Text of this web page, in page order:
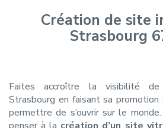
Création de site
Strasbourg
Faites accroître la visibilité
Strasbourg en faisant sa
permettre de s’ouvrir sur le